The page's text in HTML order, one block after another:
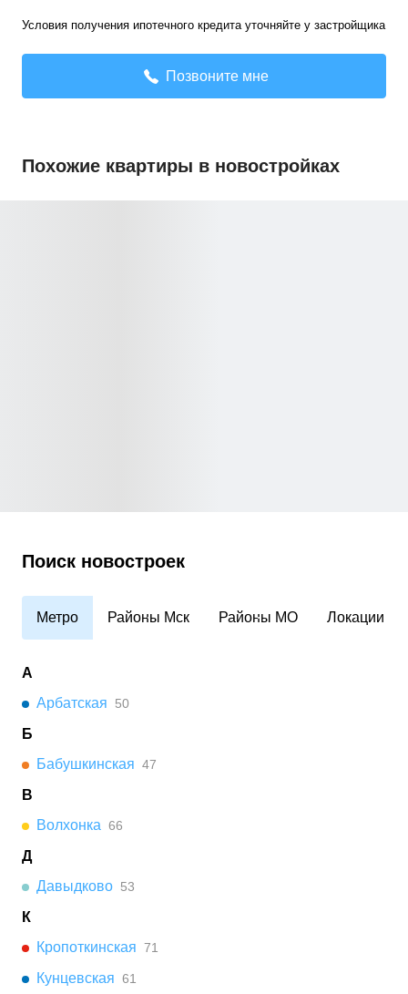
Условия получения ипотечного кредита уточняйте у застройщика
Позвоните мне
Похожие квартиры в новостройках
Поиск новостроек
Метро Районы Мск Районы МО Локации
А
Арбатская
50
Б
Бабушкинская 47
В
Волхонка 66
Д
Давыдково 53
К
Кропоткинская 71
Кунцевская 61